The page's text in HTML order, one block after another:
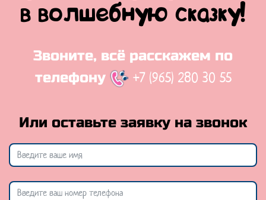
в волшебную сказку!
Звоните, всё расскажем по
телефону
+7 (965) 280 30 55
Или оставьте заявку на звонок